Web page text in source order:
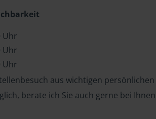
Uhr
Uhr
Uhr
aus wichtigen persönlichen
berate ich Sie auch gerne bei Ihnen